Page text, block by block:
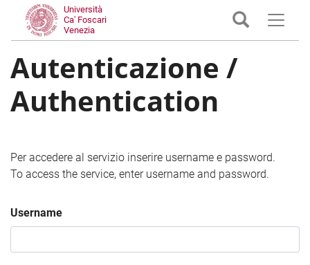
Università
Ca' Foscari
Venezia
Autenticazione /
Authentication
Per accedere al servizio inserire username e password.
To access the service, enter username and password.
Username